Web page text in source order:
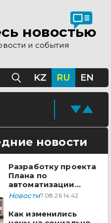
новостью
и события
KZ RU EN
новости
Разработку проекта
Плана по
автоматизации
учета воды в
Сырдарья одобрили
государства ЦА
Новости7.08.26 14:42
Как изменились